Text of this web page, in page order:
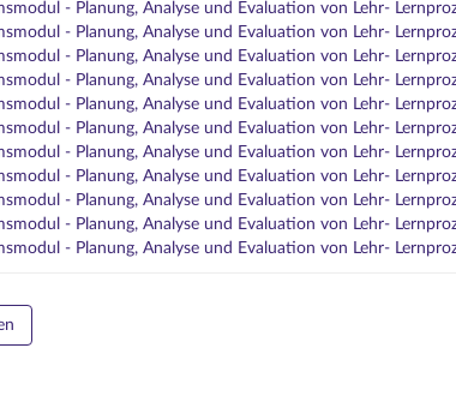
- Planung, Analyse und Evaluation von Lehr-
- Planung, Analyse und Evaluation von Lehr-
- Planung, Analyse und Evaluation von Lehr-
- Planung, Analyse und Evaluation von Lehr-
- Planung, Analyse und Evaluation von Lehr-
- Planung, Analyse und Evaluation von Lehr-
- Planung, Analyse und Evaluation von Lehr-
- Planung, Analyse und Evaluation von Lehr-
- Planung, Analyse und Evaluation von Lehr-
- Planung, Analyse und Evaluation von Lehr-
- Planung, Analyse und Evaluation von Lehr-